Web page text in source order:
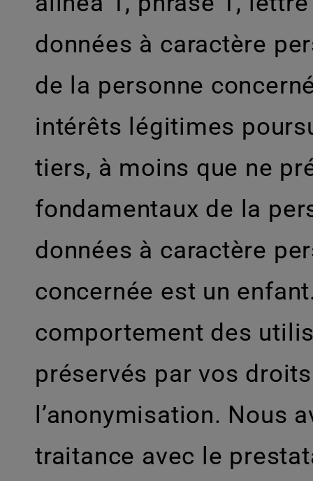
données à caractère
de la personne
intérêts légitimes
tiers, à moins que ne
fondamentaux de la
données à caractère
concernée est un
comportement des
préservés par vos
l’anonymisation. Nous
traitance avec le